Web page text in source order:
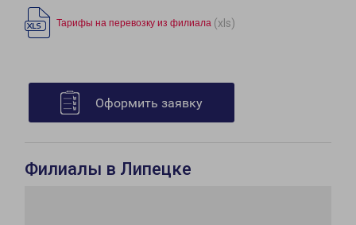
Тарифы на перевозку из филиала (xls)
Оформить заявку
Филиалы в Липецке